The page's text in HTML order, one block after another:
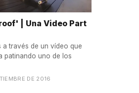
| Una Video Part
través de un vídeo que
patinando uno de los
DE 2016